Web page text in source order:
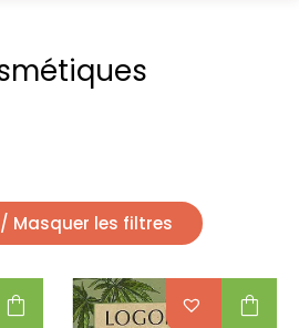
Masquer les filtres
shopping_bag shopping_bag